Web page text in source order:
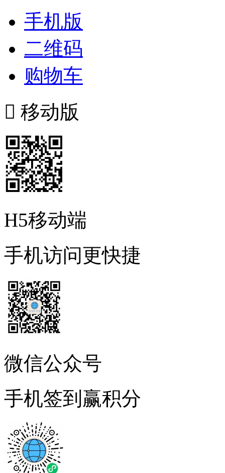
手机版
二维码
购物车
 移动版
H5移动端
手机访问更快捷
微信公众号
手机签到赢积分